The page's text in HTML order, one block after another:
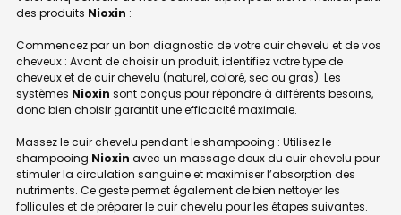
des produits Nioxin :
Commencez par un bon diagnostic de votre cuir chevelu et de vos
cheveux : Avant de choisir un produit, identifiez votre type de
cheveux et de cuir chevelu (naturel, coloré, sec ou gras). Les
systèmes Nioxin sont conçus pour répondre à différents besoins,
donc bien choisir garantit une efficacité maximale.
Massez le cuir chevelu pendant le shampooing : Utilisez le
shampooing Nioxin avec un massage doux du cuir chevelu pour
stimuler la circulation sanguine et maximiser l’absorption des
nutriments. Ce geste permet également de bien nettoyer les
follicules et de préparer le cuir chevelu pour les étapes suivantes.